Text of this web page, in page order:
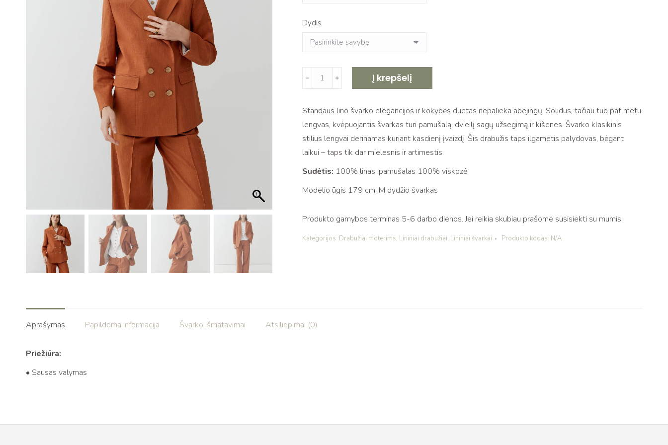
Dydis
produkto
kiekis:
švarkas
su
pamušalu
PAULO
cinnamon
﹣ ﹢ Į krepšelį
Standaus lino švarko elegancijos ir kokybės duetas nepalieka abejingų. Solidus, tačiau tuo pat metu
lengvas, kvėpuojantis švarkas turi pamušalą, dvieilį sagų užsegimą ir kišenes. Švarko klasikinis
stilius lengvai derinamas kuriant kasdienį įvaizdį. Šis drabužis taps ilgametis palydovas, bėgant
laikui – taps tik dar mielesnis ir artimestis.
Sudėtis: 100% linas, pamušalas 100% viskozė
Modelio ūgis 179 cm, M dydžio švarkas
Produkto gamybos terminas 5-6 darbo dienos. Jei reikia skubiau prašome susisiekti su mumis.
Kategorijos: Drabužiai moterims, Lininiai drabužiai, Lininiai švarkai Produkto kodas: N/A
Aprašymas Papildoma informacija Švarko išmatavimai Atsiliepimai (0)
Priežiūra:
• Sausas valymas